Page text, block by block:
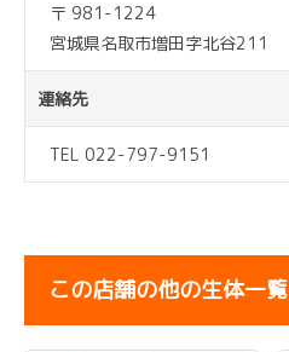
〒 981-1224
宮城県名取市増田字北谷211
連絡先
TEL 022-797-9151
この店舗の他の生体一覧